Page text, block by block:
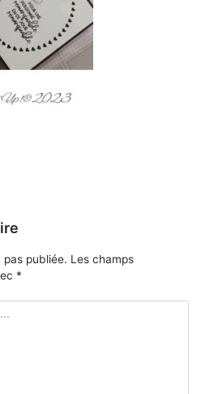
pas publiée. Les champs
*